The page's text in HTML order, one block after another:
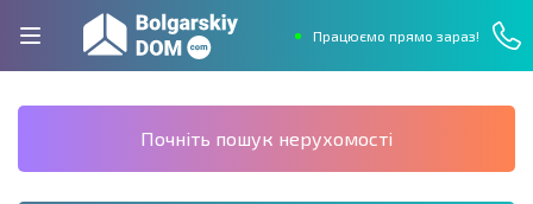
Працюємо прямо зараз!
Почніть пошук нерухомості